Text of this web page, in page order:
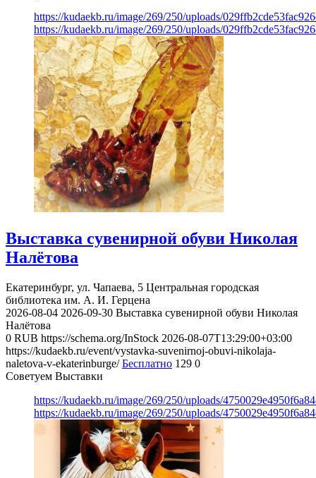
https://kudaekb.ru/image/269/250/uploads/
https://kudaekb.ru/image/269/250/uploads/
Выставка сувенирной обуви Николая
Налётова
Екатеринбург, ул. Чапаева, 5 Центральная городская
библиотека им. А. И. Герцена
2026-08-04 2026-09-30 Выставка сувенирной обуви Николая
Налётова
0 RUB https://schema.org/InStock 2026-08-07T13:29:00+03:00
https://kudaekb.ru/event/vystavka-suvenirnoj-obuvi-nikolaja-
naletova-v-ekaterinburge/ Бесплатно 129 0
Советуем Выставки
https://kudaekb.ru/image/269/250/uploads/
https://kudaekb.ru/image/269/250/uploads/